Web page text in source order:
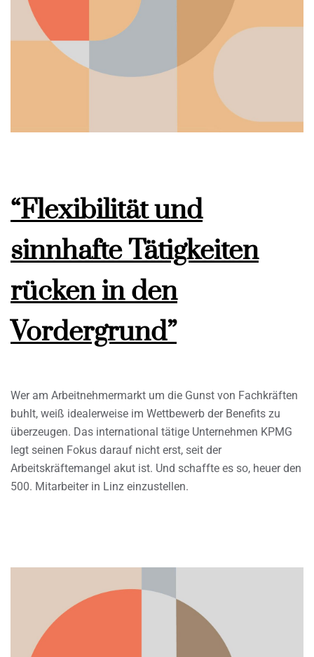
“Flexibilität und
sinnhafte Tätigkeiten
rücken in den
Vordergrund”
Wer am Arbeitnehmermarkt um die Gunst von Fachkräften
buhlt, weiß idealerweise im Wettbewerb der Benefits zu
überzeugen. Das international tätige Unternehmen KPMG
legt seinen Fokus darauf nicht erst, seit der
Arbeitskräftemangel akut ist. Und schaffte es so, heuer den
500. Mitarbeiter in Linz einzustellen.